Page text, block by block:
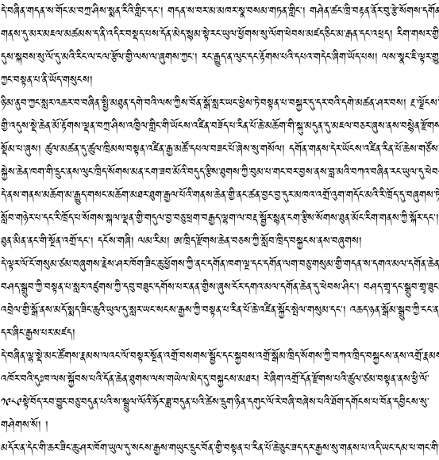
དེ་བཞིན་གདན་ས་གོང་མ་བཀྲ་ཤིས་སྨན་རིའི་གླིང་དང༌། གདན་ས་བར་མ་མཁར་སྣ་བསམ་གཏན་གླིང༌།
གནས་དུ་མར་མཇལ་མཚམས་ད་ནི་འདིར་བསྡད་པས་དོན་མེད་སྙམ་སྟེ་རང་ཡུལ་ཕྱོགས་སུ་ལོག་ཕེབས་མཛད་ཅིང་མ་རྒན་དང་འཕྲད།
དུས་སྐབས་སུ་ལོ་དུ་མའི་རིང་ལ་ངལ་རྩོལ་གྱི་ལས་ལ་ཞུགས་ཀྱང༌། རང་རྒྱུད་ན་ལུང་དང་རྟོགས་པའི་དཔའ་གདེང་ཞིག་ཡོད་པས།
ཀྱང་བསྟན་པ་ནི་ཡོད་གསུངས།
ཉི་མ་ནུབ་ཀྱང་སླར་འཆར་བ་བཞིན་སྤྱི་མཐུན་དགེ་བའི་ལས་ཀྱིས་བོན་སྒོ་སླར་ཡང་ཕྱེས་ཏེ་བསྟན་པ་བསྐྱར་དུ་དར་བའི་དགེ་མཚན་ཤར་བས།
སྡོམ་པ་ཞུས། ཚུལ་མཚན་དུ་ཚུལ་ཁྲིམས་བསྟན་འཛིན་རྒྱ་མཚོ་དཔལ་བཟང་པོ་ཞེས་སུ་གསོལ།
སློབ་གཉེར་པ་དང་རི་ཁྲོད་པ་སོགས་སྐལ་ལྡན་གྱི་གདུལ་བྱ་བཅུ་ཕྲག་བརྒྱད་ལྷག་ལ་བརྡ་སྦྱོར་སྙན་ངག་རྩིས་སོགས་ཐུན་མོང་རིག་གནས་ཀྱི་སྐོར་དང༌།
ཐུན་མིན་ནང་གི་སྔོན་འགྲོ་དང༌། དངོས་གཞི། ལམ་རིམ། ཨ་ཁྲིད་རྫོགས་ཆེན་བཅས་ཀྱི་སློབ་ཁྲིད་བསྐྱངས་ནས་བཞུགས།
བཤད་སྒྲུབ་ཀྱི་བསྟན་པ་སླར་འཛུགས་ཀྱི་དབུ་བཟུང་དགོས་པར་ནན་གྱིས་ཞུས་ངོར་དགའ་མལ་དགོན་ཆེན་དུ་ཕེབས་ཤིང༌། བཤད་གྲྭ་དང་སྒྲུབ་གྲྭ་ཟུང་
འབྲེལ་གྱི་སྒོ་ནས་མདོ་སྨད་ཟིང་ཆུའི་ཡུལ་དུ་སླར་ཡང་སངས་རྒྱས་ཀྱི་བསྟན་པ་རིན་པོ་ཆེ་འཛིན་སྐྱོང་སྤེལ་གསུམ་དང༌།
དར་ཞིང་རྒྱས་པར་མཛད།
འཁོར་བའི་དུཿཁ་ལས་སྐྱོབས་པའི་དོན་ཆེན་ཐུགས་ལས་གཡེལ་མེད་དུ་བསྐྱངས་མཐར། རེ་ཞིག་འགྲོ་དོན་རྫོགས་པའི་ཚུལ་ཙམ་བསྟན་ནས་ཕྱི་ལོ་
༡༩༨༩སྟེ་བོད་རབ་བྱུང་བཅུ་བདུན་པའི་ས་སྦྲུལ་ལོའི་ཧོར་ཟླ་བདུན་པའི་ཚེས་དྲུག་ཉིན་དགུང་ལོ་རེ་བཞི་བཞེས་པའི་ཐོག་དགོངས་པ་བོན་དབྱིངས་སུ་
གཤེགས་སོ། །
མདོར་ན་དེང་གི་ཆར་ཟིང་ཆུ་ཤར་ཁོག་ཡུལ་དུ་སངས་རྒྱས་གཡུང་དྲུང་བོན་གྱི་བསྟན་པ་རིན་པོ་ཆེ་ཅུང་ཟད་དར་རྒྱས་སུ་གནས་པ་འདི་ཡང་དམ་པ་གང་གི་